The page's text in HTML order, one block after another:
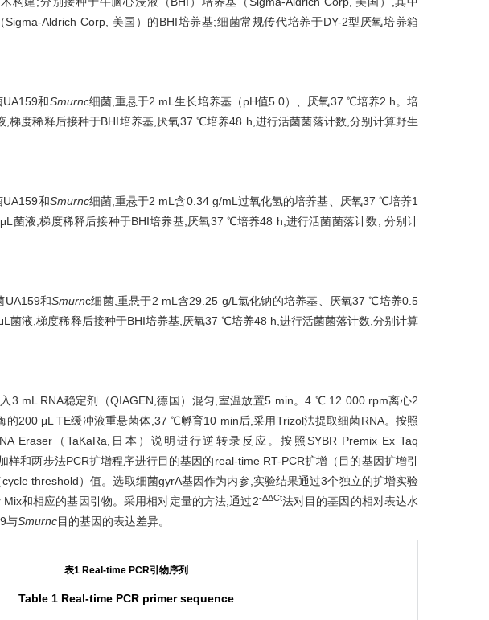
Aldrich Corp, 美国）的BHI培养基;细菌常规传代培养于DY-2型厌氧培养箱
和Smurnc细菌,重悬于2 mL生长培养基（pH值5.0）、厌氧37 ℃培养2 h。培
,梯度稀释后接种于BHI培养基,厌氧37 ℃培养48 h,进行活菌菌落计数,分别计算野生
UA159和Smurnc细菌,重悬于2 mL含0.34 g/mL过氧化氢的培养基、厌氧37 ℃培养1
菌液,梯度稀释后接种于BHI培养基,厌氧37 ℃培养48 h,进行活菌菌落计数, 分别计
UA159和Smurnc细菌,重悬于2 mL含29.25 g/L氯化钠的培养基、厌氧37 ℃培养0.5
菌液,梯度稀释后接种于BHI培养基,厌氧37 ℃培养48 h,进行活菌菌落计数,分别计算
3 mL RNA稳定剂（QIAGEN,德国）混匀,室温放置5 min。4 ℃ 12 000 rpm离心2
的200 μL TE缓冲液重悬菌体,37 ℃孵育10 min后,采用Trizol法提取细菌RNA。按照
Eraser（TaKaRa,日本）说明进行逆转录反应。按照SYBR Premix Ex Taq
样和两步法PCR扩增程序进行目的基因的real-time RT-PCR扩增（目的基因扩增引
threshold）值。选取细菌gyrA基因作为内参,实验结果通过3个独立的扩增实验
和相应的基因引物。采用相对定量的方法,通过2-ΔΔCt法对目的基因的相对表达水
与Smurnc目的基因的表达差异。
表1 Real-time PCR引物序列
Table 1 Real-time PCR primer sequence